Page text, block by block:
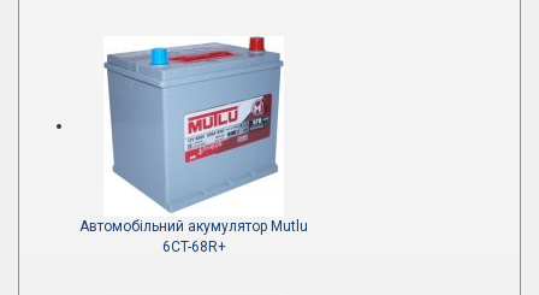
Автомобільний акумулятор Mutlu
6CT-68R+